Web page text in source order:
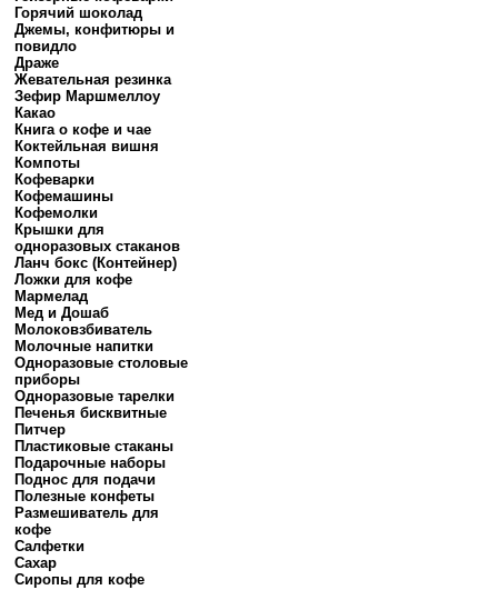
Горячий шоколад
Джемы, конфитюры и
повидло
Драже
Жевательная резинка
Зефир Маршмеллоу
Какао
Книга о кофе и чае
Коктейльная вишня
Компоты
Кофеварки
Кофемашины
Кофемолки
Крышки для
одноразовых стаканов
Ланч бокс (Контейнер)
Ложки для кофе
Мармелад
Мед и Дошаб
Молоковзбиватель
Молочные напитки
Одноразовые столовые
приборы
Одноразовые тарелки
Печенья бисквитные
Питчер
Пластиковые стаканы
Подарочные наборы
Поднос для подачи
Полезные конфеты
Размешиватель для
кофе
Салфетки
Сахар
Сиропы для кофе